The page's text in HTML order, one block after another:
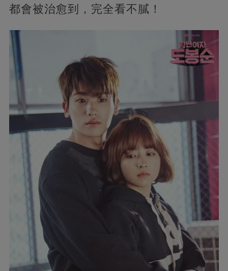
都會被治愈到，完全看不膩！